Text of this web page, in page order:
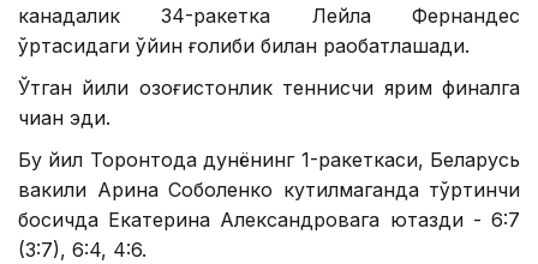
канадалик 34-ракетка Лейла Фернандес
ўртасидаги ўйин ғолиби билан рақобатлашади.
Ўтган йили қозоғистонлик теннисчи ярим финалга
чиққан эди.
Бу йил Торонтода дунёнинг 1-ракеткаси, Беларусь
вакили Арина Соболенко кутилмаганда тўртинчи
босқичда Екатерина Александровага ютқазди - 6:7
(3:7), 6:4, 4:6.